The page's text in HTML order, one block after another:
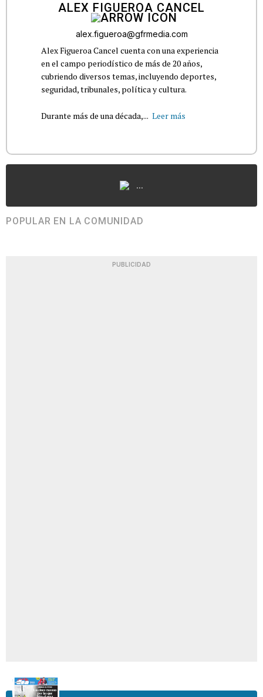
ALEX FIGUEROA CANCEL
alex.figueroa@gfrmedia.com
Alex Figueroa Cancel cuenta con una experiencia
en el campo periodístico de más de 20 años,
cubriendo diversos temas, incluyendo deportes,
seguridad, tribunales, política y cultura.
Durante más de una década,... Leer más
...
POPULAR EN LA COMUNIDAD
PUBLICIDAD